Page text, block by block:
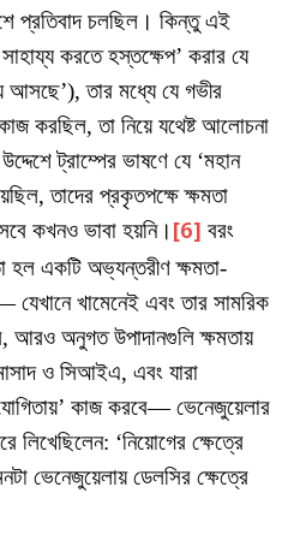
প্রতিবাদ চলছিল। কিন্তু এই
করতে হস্তক্ষেপ’ করার যে
আসছে’), তার মধ্যে যে গভীর
করছিল, তা নিয়ে যথেষ্ট আলোচনা
ট্রাম্পের ভাষণে যে ‘মহান
তাদের প্রকৃতপক্ষে ক্ষমতা
কখনও ভাবা হয়নি। [6] বরং
হল একটি অভ্যন্তরীণ ক্ষমতা-
খামেনেই এবং তার সামরিক
আরও অনুগত উপাদানগুলি ক্ষমতায়
ও সিআইএ, এবং যারা
কাজ করবে— ভেনেজুয়েলার
‘নিয়োগের ক্ষেত্রে
ভেনেজুয়েলায় ডেলসির ক্ষেত্রে